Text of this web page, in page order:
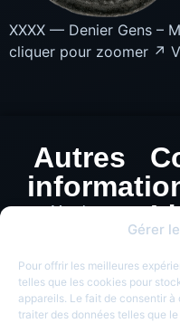
Gérer
Pour offrir les meilleures
telles que les cookies pour
appareils. Le fait de consentir
traiter des données telles que
XXXX — Denier Gens –
cliquer pour zoomer ↗
Autres
Mentions
confidentialité